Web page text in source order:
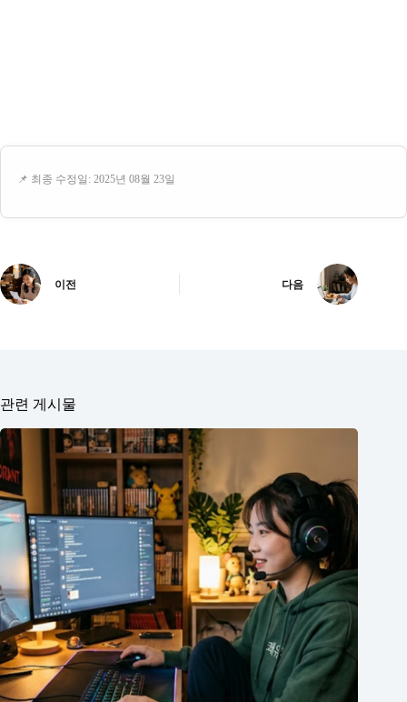
📌 최종 수정일: 2025년 08월 23일
이전 다음
관련 게시물